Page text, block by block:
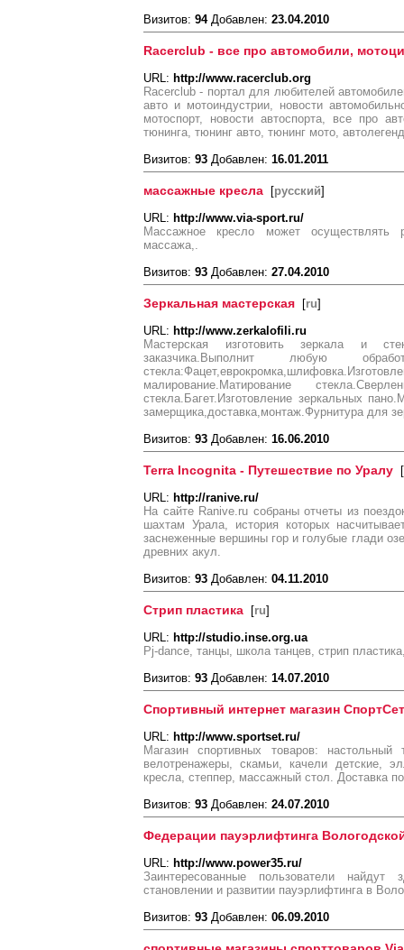
Визитов: 94Добавлен: 23.04.2010
Racerclub - все про автомобили,
URL: http://www.racerclub.org
Racerclub - портал для любителей
авто и мотоиндустрии, новости
мотоспорт, новости автоспорта, все про
тюнинга, тюнинг авто, тюнинг мото,
Визитов: 93 Добавлен: 16.01.2011
массажные кресла [русский]
URL: http://www.via-sport.ru/
Массажное кресло может осуществлять
массажа,.
Визитов: 93 Добавлен: 27.04.2010
Зеркальная мастерская [ru]
URL: http://www.zerkalofili.ru
Мастерская изготовить зеркала и
заказчика.Выполнит любую
малирование.Матирование
стекла.Багет.Изготовление зеркальных
замерщика,доставка,монтаж.Фурнитура для
Визитов: 93 Добавлен: 16.06.2010
Terra Incognita - Путешествие по Уралу [
URL: http://ranive.ru/
На сайте Ranive.ru собраны отчеты из
шахтам Урала, история которых
заснеженные вершины гор и голубые глади
древних акул.
Визитов: 93 Добавлен: 04.11.2010
Стрип пластика [ru]
URL: http://studio.inse.org.ua
Pj-dance, танцы, школа танцев, стрип
Визитов: 93 Добавлен: 14.07.2010
Спортивный интернет магазин
URL: http://www.sportset.ru/
Магазин спортивных товаров: настольный
велотренажеры, скамьи, качели детские,
кресла, степпер, массажный стол. Доставка
Визитов: 93 Добавлен: 24.07.2010
Федерации пауэрлифтинга
URL: http://www.power35.ru/
Заинтересованные пользователи
становлении и развитии пауэрлифтинга в
Визитов: 93 Добавлен: 06.09.2010